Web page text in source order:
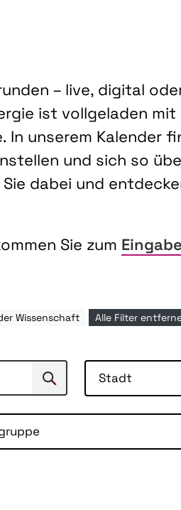
– live, digital
ist vollgeladen mit
unserem Kalender
und sich so
dabei und
Sie zum
Wissenschaft Alle Filter
Suchen Stadt